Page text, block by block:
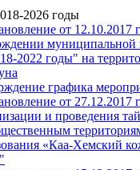
2026 годы
от 12.10.2017
2022 годы" на
графика
от
и проведения
«Каа-Хемский